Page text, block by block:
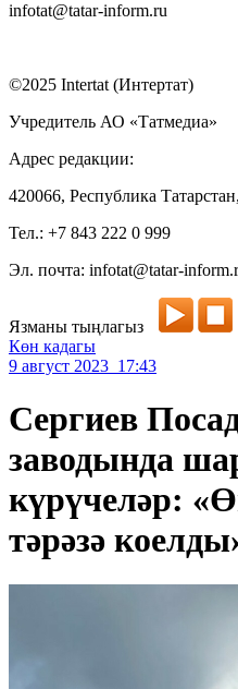
infotat@tatar-inform.ru
©2025 Intertat (Интертат)
Учредитель АО «Татмедиа»
Адрес редакции:
420066, Республика
Тел.: +7 843 222 0 999
Эл. почта: infotat@tatar-
Язманы тыңлагыз
Көн кадагы
9 август 2023 17:43
Сергиев
заводында
күрүчеләр:
тәрәзә